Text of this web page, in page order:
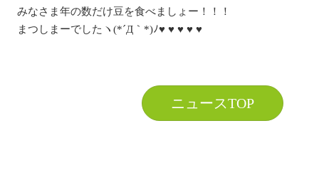
みなさま年の数だけ豆を食べましょー！！！
まつしまーでしたヽ(*´Д｀*)ﾉ♥ ♥ ♥ ♥ ♥
ニュースTOP